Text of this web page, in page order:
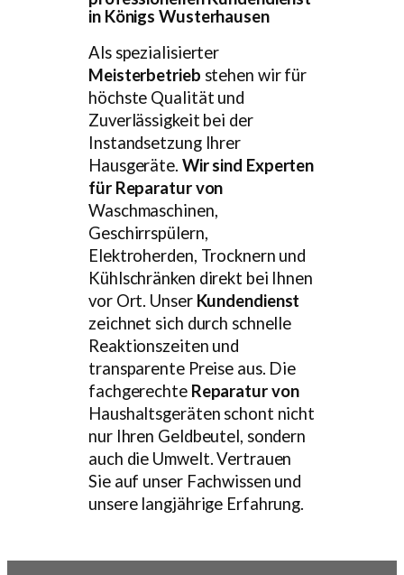
in Königs Wusterhausen
Als spezialisierter
Meisterbetrieb stehen wir für
höchste Qualität und
Zuverlässigkeit bei der
Instandsetzung Ihrer
Hausgeräte. Wir sind Experten
für Reparatur von
Waschmaschinen,
Geschirrspülern,
Elektroherden, Trocknern und
Kühlschränken direkt bei Ihnen
vor Ort. Unser Kundendienst
zeichnet sich durch schnelle
Reaktionszeiten und
transparente Preise aus. Die
fachgerechte Reparatur von
Haushaltsgeräten schont nicht
nur Ihren Geldbeutel, sondern
auch die Umwelt. Vertrauen
Sie auf unser Fachwissen und
unsere langjährige Erfahrung.